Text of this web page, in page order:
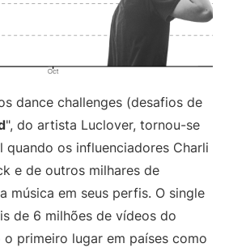
dance challenges (desafios de
", do artista Luclover, tornou-se
quando os influenciadores Charli
e de outros milhares de
música em seus perfis. O single
de 6 milhões de vídeos do
o primeiro lugar em países como